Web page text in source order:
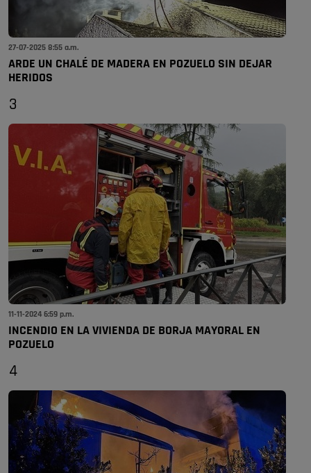
27-07-2025 8:55 a.m.
ARDE UN CHALÉ DE MADERA EN POZUELO SIN DEJAR
HERIDOS
3
11-11-2024 6:59 p.m.
INCENDIO EN LA VIVIENDA DE BORJA MAYORAL EN
POZUELO
4